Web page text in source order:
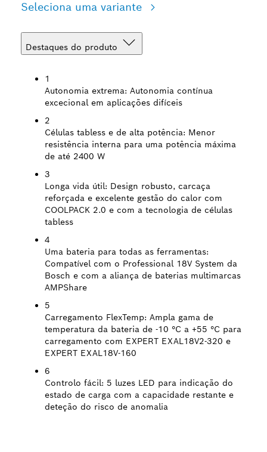
Seleciona uma variante
Destaques do produto
1
Autonomia extrema: Autonomia contínua
excecional em aplicações difíceis
2
Células tabless e de alta potência: Menor
resistência interna para uma potência máxima
de até 2400 W
3
Longa vida útil: Design robusto, carcaça
reforçada e excelente gestão do calor com
COOLPACK 2.0 e com a tecnologia de células
tabless
4
Uma bateria para todas as ferramentas:
Compatível com o Professional 18V System da
Bosch e com a aliança de baterias multimarcas
AMPShare
5
Carregamento FlexTemp: Ampla gama de
temperatura da bateria de -10 °C a +55 °C para
carregamento com EXPERT EXAL18V2-320 e
EXPERT EXAL18V-160
6
Controlo fácil: 5 luzes LED para indicação do
estado de carga com a capacidade restante e
deteção do risco de anomalia